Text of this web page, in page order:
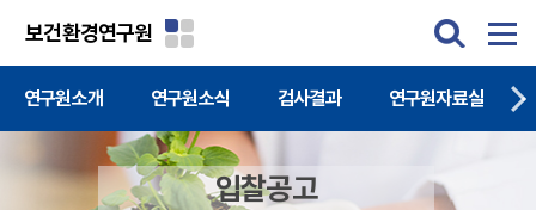
보건환경연구원
연구원소개 연구원소식 검사결과 연구원자료실
입찰공고